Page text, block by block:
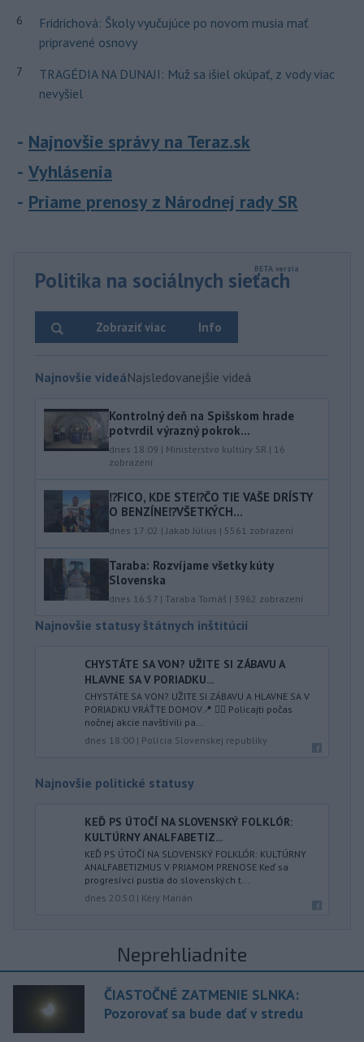
6
Fridrichová: Školy vyučujúce po novom musia mať
pripravené osnovy
7
TRAGÉDIA NA DUNAJI: Muž sa išiel okúpať, z vody viac
nevyšiel
Najnovšie správy na Teraz.sk
Vyhlásenia
Priame prenosy z Národnej rady SR
Politika na sociálnych sieťach
Info
Zobraziť viac
Najnovšie videáNajsledovanejšie videá
Kontrolný deň na Spišskom hrade
potvrdil výrazný pokrok...
dnes 18:09 | Ministerstvo kultúry SR | 16
zobrazení
⁉️FICO, KDE STE⁉️ČO TIE VAŠE DRÍSTY
O BENZÍNE⁉️VŠETKÝCH...
dnes 17:02 | Jakab Július | 5561 zobrazení
Taraba: Rozvíjame všetky kúty
Slovenska
dnes 16:57 | Taraba Tomáš | 3962 zobrazení
Najnovšie statusy štátnych inštitúcií
CHYSTÁTE SA VON? UŽITE SI ZÁBAVU A
HLAVNE SA V PORIADKU...
CHYSTÁTE SA VON? UŽITE SI ZÁBAVU A HLAVNE SA V
PORIADKU VRÁŤTE DOMOV📍 👮‍♂️ Policajti počas
nočnej akcie navštívili pa...
dnes 18:00 | Polícia Slovenskej republiky
Najnovšie politické statusy
KEĎ PS ÚTOČÍ NA SLOVENSKÝ FOLKLÓR:
KULTÚRNY ANALFABETIZ...
KEĎ PS ÚTOČÍ NA SLOVENSKÝ FOLKLÓR: KULTÚRNY
ANALFABETIZMUS V PRIAMOM PRENOSE Keď sa
progresívci pustia do slovenských t...
dnes 20:50 | Kéry Marián
Neprehliadnite
ČIASTOČNÉ ZATMENIE SLNKA:
Pozorovať sa bude dať v stredu